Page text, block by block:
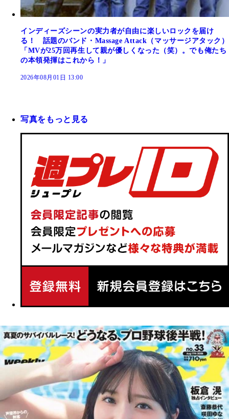
インディーズシーンの実力者が自由に楽しいロックを届け
る！ 話題のバンド・Massage Attack（マッサージアタック）
「MVが25万回再生して親が優しくなった（笑）。でも俺たち
の本領発揮はこれから！」
2026年08月01日 13:00
写真をもっと見る